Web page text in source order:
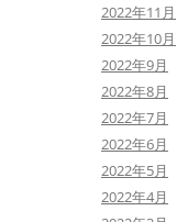
2022年11月
2022年10月
2022年9月
2022年8月
2022年7月
2022年6月
2022年5月
2022年4月